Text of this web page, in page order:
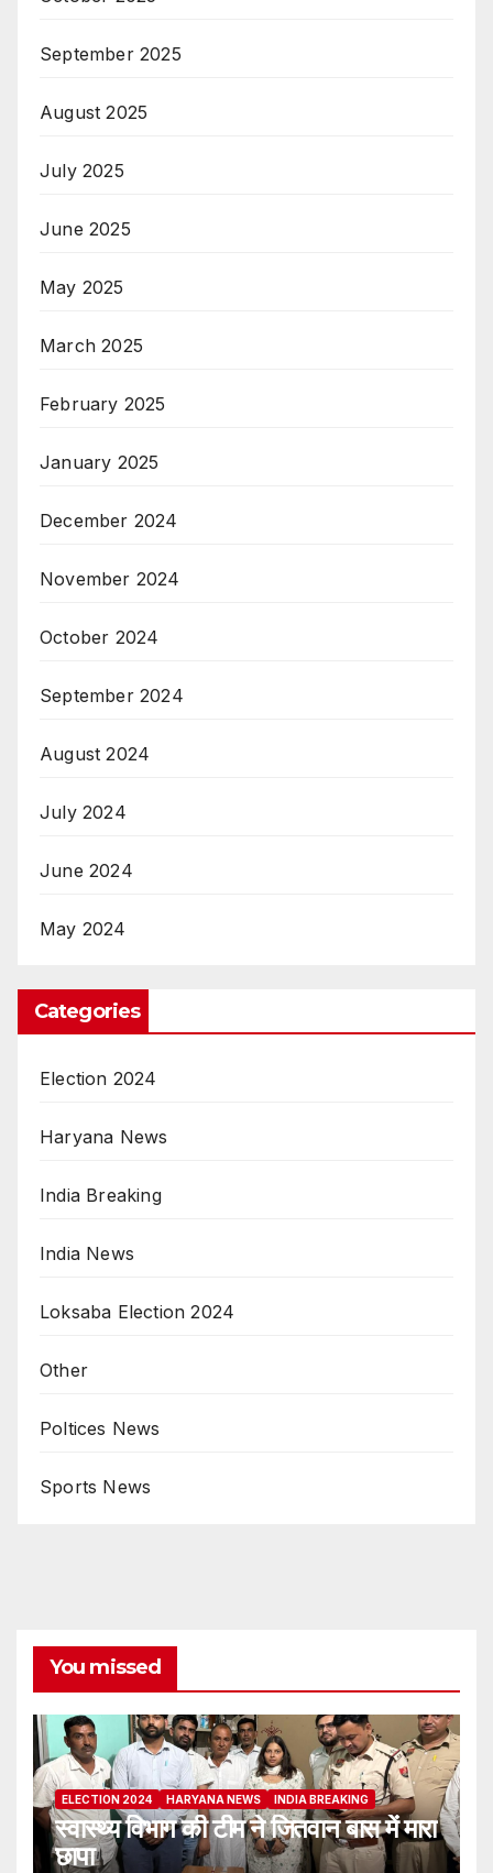
September 2025
August 2025
July 2025
June 2025
May 2025
March 2025
February 2025
January 2025
December 2024
November 2024
October 2024
September 2024
August 2024
July 2024
June 2024
May 2024
Categories
Election 2024
Haryana News
India Breaking
India News
Loksaba Election 2024
Other
Poltices News
Sports News
You missed
ELECTION 2024 HARYANA NEWS INDIA BREAKING
स्वास्थ्य विभाग की टीम ने जितवान बास में मारा
छापा